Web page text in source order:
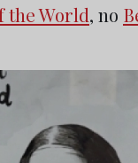
the World, no